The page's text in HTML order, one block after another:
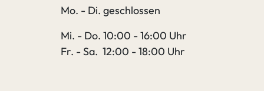
Mo. - Di. geschlossen
Mi. - Do. 10:00 - 16:00 Uhr
Fr. - Sa. 12:00 - 18:00 Uhr